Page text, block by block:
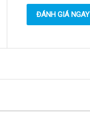
ĐÁNH GIÁ NGAY